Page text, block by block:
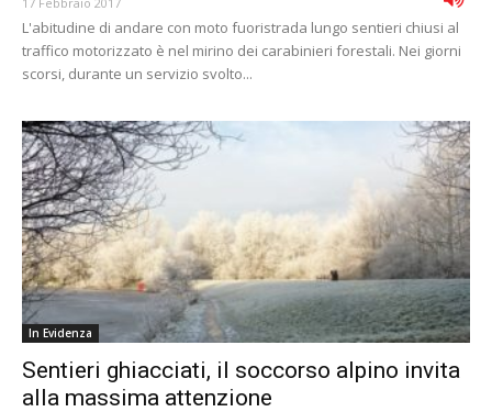
L'abitudine di andare con moto fuoristrada lungo sentieri chiusi al
traffico motorizzato è nel mirino dei carabinieri forestali. Nei giorni
scorsi, durante un servizio svolto...
In Evidenza
Sentieri ghiacciati, il soccorso alpino invita
alla massima attenzione